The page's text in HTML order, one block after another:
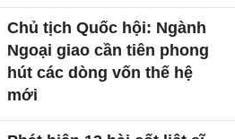
Chủ tịch Quốc hội: Ngành
Ngoại giao cần tiên phong
hút các dòng vốn thế hệ
mới